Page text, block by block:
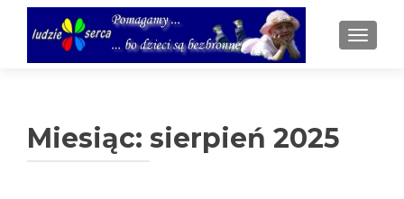
Miesiąc: sierpień 2025